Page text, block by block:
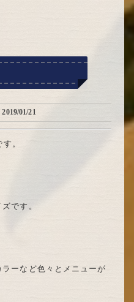
2019/01/21
。
です。
ーなど色々とメニューが